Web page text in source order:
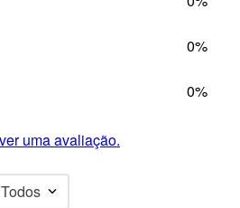
0%
0%
uma avaliação.
Todos